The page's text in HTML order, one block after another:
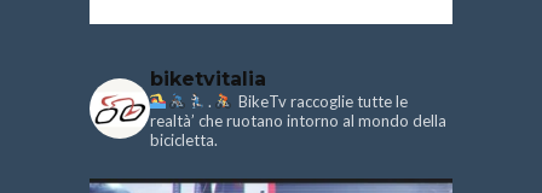
biketvitalia
.
BikeTv raccoglie tutte le
realtà’ che ruotano intorno al mondo della
bicicletta.